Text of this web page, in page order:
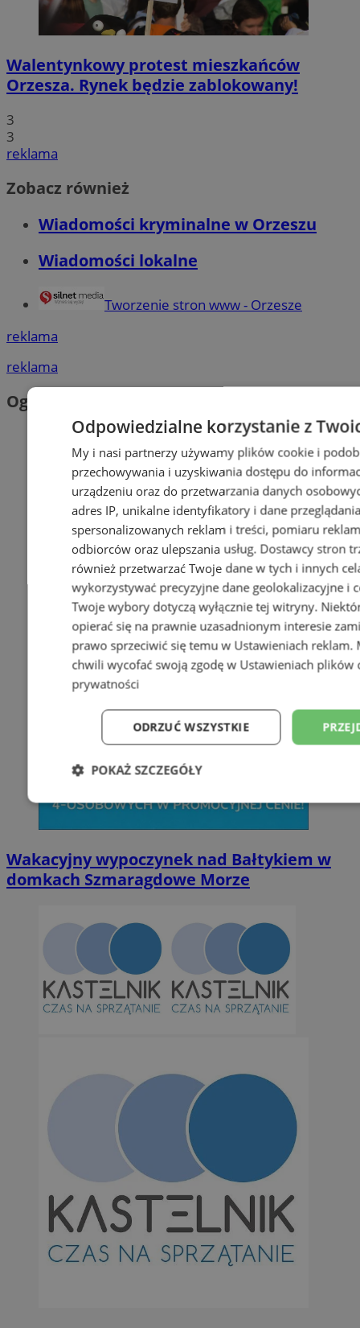
Walentynkowy protest mieszkańców
Orzesza. Rynek będzie zablokowany!
3
3
reklama
Zobacz również
Wiadomości kryminalne w Orzeszu
Wiadomości lokalne
Tworzenie stron www - Orzesze
reklama
reklama
Ogłoszenia
Wakacyjny wypoczynek nad Bałtykiem w
domkach Szmaragdowe Morze
Odpowiedzialne korzystanie z
My i nasi partnerzy używamy plików cookie i
przechowywania i uzyskiwania dostępu do
urządzeniu oraz do przetwarzania danych
adres IP, unikalne identyfikatory i dane
spersonalizowanych reklam i treści, pomiaru
odbiorców oraz ulepszania usług. Dostawcy stron
również przetwarzać Twoje dane w tych i innych
wykorzystywać precyzyjne dane geolokalizacyjne i
Twoje wybory dotyczą wyłącznie tej witryny.
opierać się na prawnie uzasadnionym interesie
prawo sprzeciwić się temu w Ustawieniach reklam.
chwili wycofać swoją zgodę w Ustawieniach plików
prywatności
ODRZUĆ WSZYSTKIE
POKAŻ SZCZEGÓŁY
Niezbędne Wydajność
Niesklasyfikowane
Niezbędne Wydajność Targetowanie
Niezbędne pliki cookie umożliwiają korzystanie z podstawowych
Domena
orzesze.com.pl
QeSessID
VISITOR_PRIVACY_METADATA
YouTube
.youtube.com